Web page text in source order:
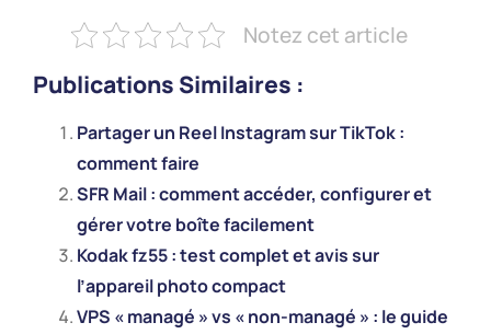
Notez cet article
Publications Similaires :
Partager un Reel Instagram sur TikTok :
comment faire
SFR Mail : comment accéder, configurer et
gérer votre boîte facilement
Kodak fz55 : test complet et avis sur
l’appareil photo compact
VPS « managé » vs « non-managé » : le guide